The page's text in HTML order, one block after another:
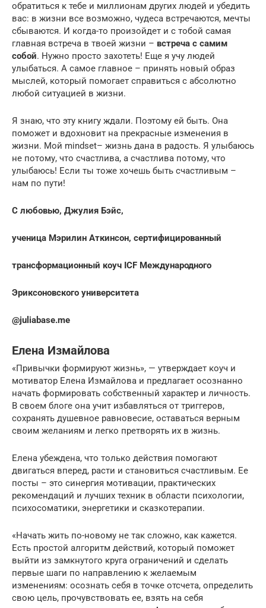
обратиться к тебе и миллионам других людей и убедить
вас: в жизни все возможно, чудеса встречаются, мечты
сбываются. И когда-то произойдет и с тобой самая
главная встреча в твоей жизни – встреча с самим
собой. Нужно просто захотеть! Еще я учу людей
улыбаться. А самое главное – принять новый образ
мыслей, который помогает справиться с абсолютно
любой ситуацией в жизни.
Я знаю, что эту книгу ждали. Поэтому ей быть. Она
поможет и вдохновит на прекрасные изменения в
жизни. Мой mindset– жизнь дана в радость. Я улыбаюсь
не потому, что счастлива, а счастлива потому, что
улыбаюсь! Если ты тоже хочешь быть счастливым –
нам по пути!
С любовью, Джулия Бэйс,
ученица Мэрилин Аткинсон, сертифицированный
трансформационный коуч ICF Международного
Эриксоновского университета
@juliabase.me
Елена Измайлова
«Привычки формируют жизнь», — утверждает коуч и
мотиватор Елена Измайлова и предлагает осознанно
начать формировать собственный характер и личность.
В своем блоге она учит избавляться от триггеров,
сохранять душевное равновесие, оставаться верным
своим желаниям и легко претворять их в жизнь.
Елена убеждена, что только действия помогают
двигаться вперед, расти и становиться счастливым. Ее
посты – это синергия мотивации, практических
рекомендаций и лучших техник в области психологии,
психосоматики, энергетики и сказкотерапии.
«Начать жить по-новому не так сложно, как кажется.
Есть простой алгоритм действий, который поможет
выйти из замкнутого круга ограничений и сделать
первые шаги по направлению к желаемым
изменениям: осознать себя в точке отсчета, определить
свою цель, прочувствовать ее, взять на себя